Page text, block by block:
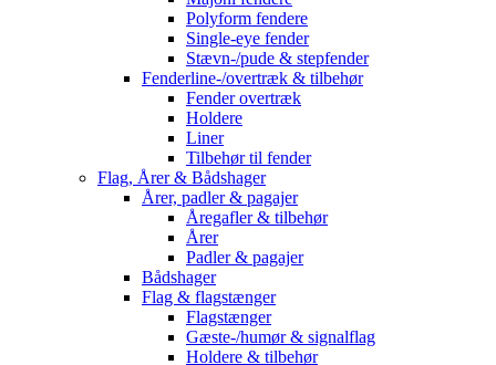
Polyform fendere
Single-eye fender
Stævn-/pude & stepfender
Fenderline-/overtræk & tilbehør
Fender overtræk
Holdere
Liner
Tilbehør til fender
Flag, Årer & Bådshager
Årer, padler & pagajer
Åregafler & tilbehør
Årer
Padler & pagajer
Bådshager
Flag & flagstænger
Flagstænger
Gæste-/humør & signalflag
Holdere & tilbehør